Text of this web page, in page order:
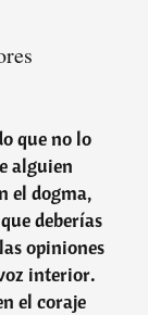
que no lo
alguien
el dogma,
deberías
opiniones
interior.
el coraje